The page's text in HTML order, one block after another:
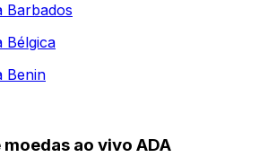
Barbados
Bélgica
Benin
ao vivo ADA